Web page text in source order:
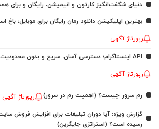
دنیای شگفت‌انگیز کارتون و انیمیشن، رایگان و برای
بهترین اپلیکیشن دانلود رمان رایگان برای موبایل؛ باغ
رپورتاژ آگهی
API اینستاگرام؛ دسترسی آسان، سریع و بدون محدودیت به اطلاعات اینستاگرام
رپورتاژ آگهی
رم سرور چیست؟ (اهمیت رم در سرور) رپورتاژ آگهی
گزارش ویژه: آیا دوران تبلیغات برای افزایش فروش
رسیده است؟ (استراتژی جایگزین)